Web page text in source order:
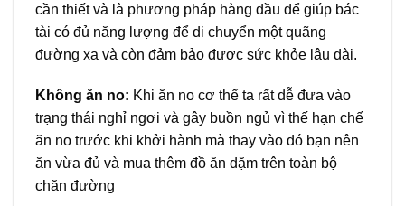
cần thiết và là phương pháp hàng đầu để giúp bác
tài có đủ năng lượng để di chuyển một quãng
đường xa và còn đảm bảo được sức khỏe lâu dài.
Không ăn no: Khi ăn no cơ thể ta rất dễ đưa vào
trạng thái nghỉ ngơi và gây buồn ngủ vì thế hạn chế
ăn no trước khi khởi hành mà thay vào đó bạn nên
ăn vừa đủ và mua thêm đồ ăn dặm trên toàn bộ
chặn đường